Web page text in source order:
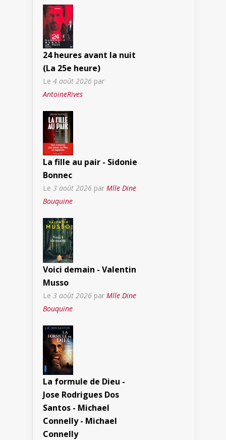
24 heures avant la nuit
(La 25e heure)
Le 4 août 2026 par
AntoineRives
La fille au pair - Sidonie
Bonnec
Le 3 août 2026 par Mlle Dine
Bouquine
Voici demain - Valentin
Musso
Le 3 août 2026 par Mlle Dine
Bouquine
La formule de Dieu -
Jose Rodrigues Dos
Santos - Michael
Connelly - Michael
Connelly